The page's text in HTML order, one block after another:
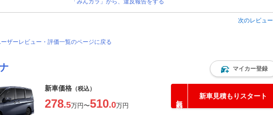
「みんカラ」から、違反報告をする
次のレビュー
ザーレビュー・評価一覧のページに戻る
マイカー登録
新車価格 （税込）
278.5万円〜510.0万円
新車見積もりスタート